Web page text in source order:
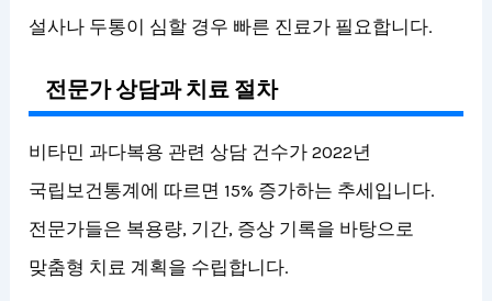
설사나 두통이 심할 경우 빠른 진료가 필요합니다.
전문가 상담과 치료 절차
비타민 과다복용 관련 상담 건수가 2022년
국립보건통계에 따르면 15% 증가하는 추세입니다.
전문가들은 복용량, 기간, 증상 기록을 바탕으로
맞춤형 치료 계획을 수립합니다.